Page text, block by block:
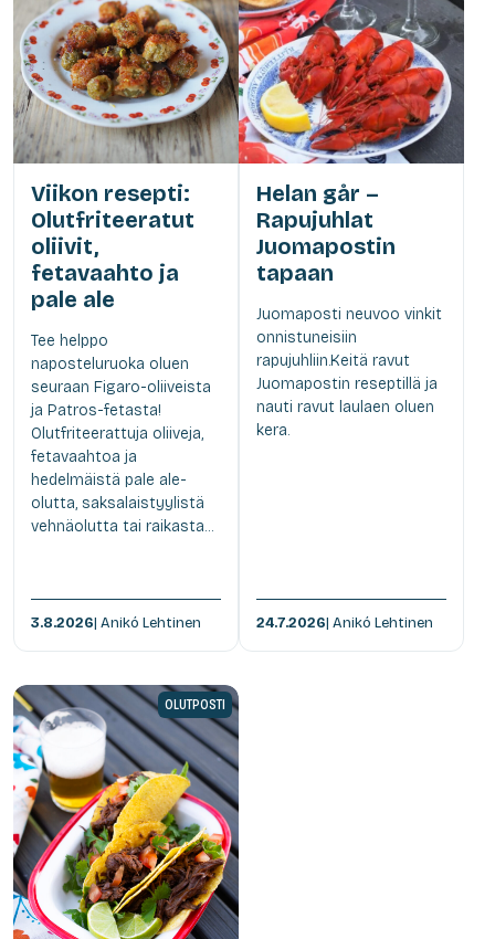
Viikon resepti:
Olutfriteeratut
oliivit,
fetavaahto ja
pale ale
Tee helppo
naposteluruoka oluen
seuraan Figaro-oliiveista
ja Patros-fetasta!
Olutfriteerattuja oliiveja,
fetavaahtoa ja
hedelmäistä pale ale-
olutta, saksalaistyylistä
vehnäolutta tai raikasta...
3.8.2026| Anikó Lehtinen
Helan går –
Rapujuhlat
Juomapostin
tapaan
Juomaposti neuvoo vinkit
onnistuneisiin
rapujuhliin.Keitä ravut
Juomapostin reseptillä ja
nauti ravut laulaen oluen
kera.
24.7.2026| Anikó Lehtinen
OLUTPOSTI